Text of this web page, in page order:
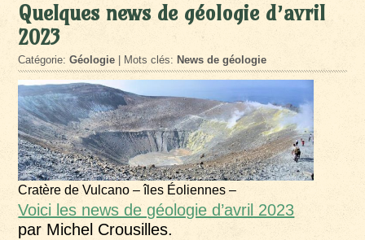
Quelques news de géologie d’avril
2023
Catégorie:Géologie | Mots clés: News de géologie
Cratère de Vulcano – îles Éoliennes –
Voici les news de géologie d’avril 2023
par Michel Crousilles.